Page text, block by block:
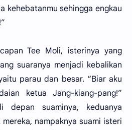
kehebatanmu sehingga engkau
Tee Moli, isterinya yang
suaranya menjadi kebalikan
parau dan besar. “Biar aku
ketua Jang-kiang-pang!”
suaminya, keduanya
nampaknya suami isteri